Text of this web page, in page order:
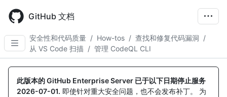
main
content
GitHub 文档
安全性和代码质量 / How-tos / 查找和修复代码漏洞 /
从 VS Code 扫描 / 管理 CodeQL CLI
此版本的 GitHub Enterprise Server 已于以下日期停止服务
2026-07-01. 即使针对重大安全问题，也不会发布补丁。 为